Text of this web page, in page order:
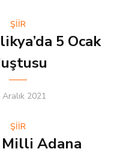
ŞİİR
5 Ocak
Aralık 2021
ŞİİR
Milli Adana